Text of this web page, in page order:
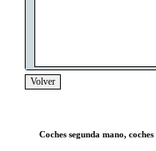
Coches segunda mano,